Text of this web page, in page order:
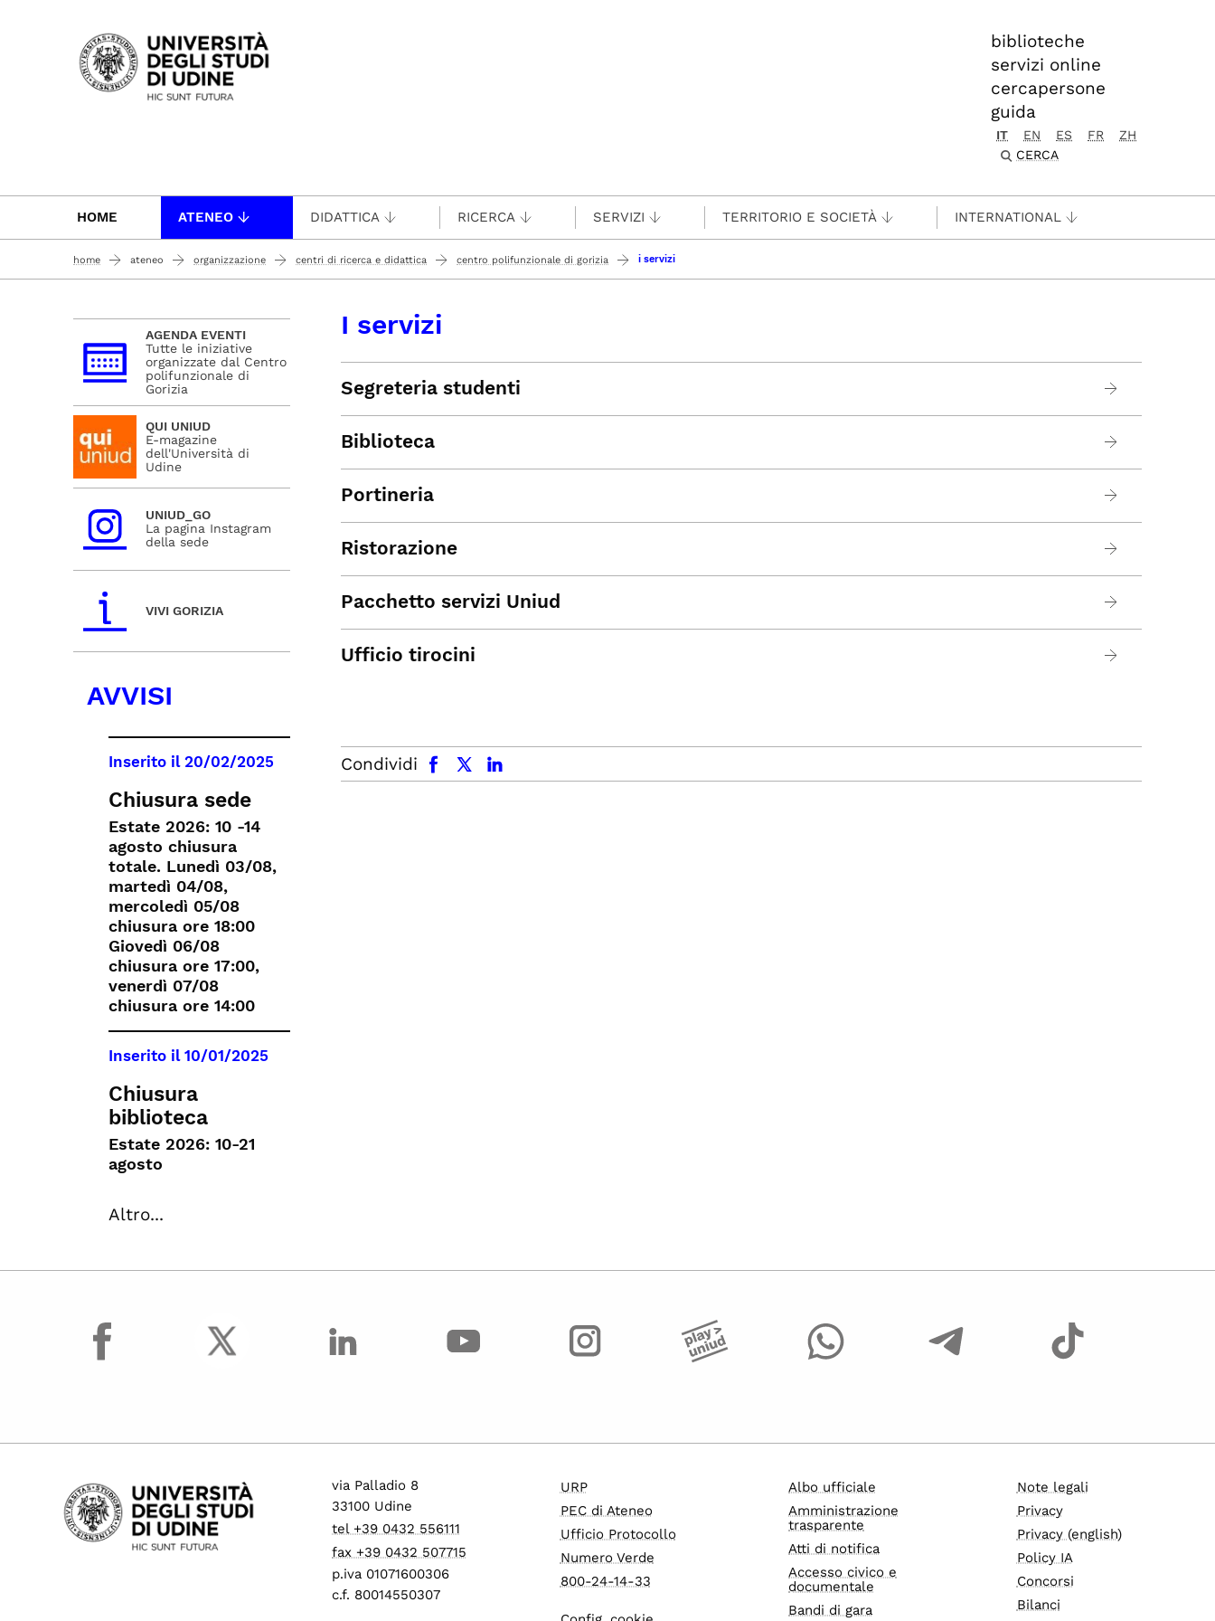
Passa al contenuto principale
biblioteche
servizi online
cercapersone
guida
IT EN ES FR
ZH
CERCA
HOME ATENEO DIDATTICA RICERCA SERVIZI TERRITORIO E SOCIETÀ INTERNATIONAL
home ateneo organizzazione centri di ricerca e didattica centro polifunzionale di gorizia i servizi
I servizi
Segreteria studenti
Biblioteca
Portineria
Ristorazione
Pacchetto servizi Uniud
Ufficio tirocini
Condividi
facebook x.com linkedin
AGENDA EVENTI
Tutte le iniziative
organizzate dal Centro
polifunzionale di
Gorizia
QUI UNIUD
E-magazine
dell'Università di
Udine
UNIUD_GO
La pagina Instagram
della sede
VIVI GORIZIA
AVVISI
Chiusura sede
Estate 2026: 10 -14
agosto chiusura
totale. Lunedì 03/08,
martedì 04/08,
mercoledì 05/08
chiusura ore 18:00
Giovedì 06/08
chiusura ore 17:00,
venerdì 07/08
chiusura ore 14:00
Inserito il 20/02/2025
Chiusura
biblioteca
Estate 2026: 10-21
agosto
Inserito il 10/01/2025
Altro...
facebook
via Palladio 8
33100 Udine
tel +39 0432 556111
fax +39 0432 507715
p.iva 01071600306
c.f. 80014550307
URP
PEC di Ateneo
Ufficio Protocollo
Numero Verde
800-24-14-33
Albo ufficiale
Amministrazione
trasparente
Atti di notifica
Accesso civico e
documentale
Bandi di gara
Note legali
Privacy
Privacy (english)
Policy IA
Concorsi
Bilanci